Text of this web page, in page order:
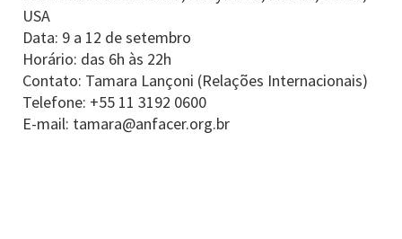
USA
Data: 9 a 12 de setembro
Horário: das 6h às 22h
Contato: Tamara Lançoni (Relações Internacionais)
Telefone: +55 11 3192 0600
E-mail: tamara@anfacer.org.br